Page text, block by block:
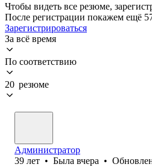
Чтобы видеть все резюме,
После регистрации покажем ещё
Зарегистрироваться
За всё время
По соответствию
20 резюме
Администратор
39 лет • Была вчера •